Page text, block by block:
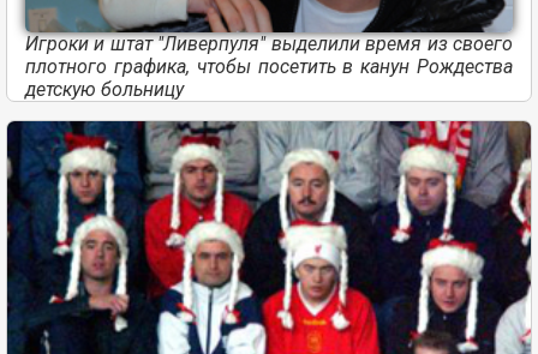
Игроки и штат "Ливерпуля" выделили время из своего
плотного графика, чтобы посетить в канун Рождества
детскую больницу